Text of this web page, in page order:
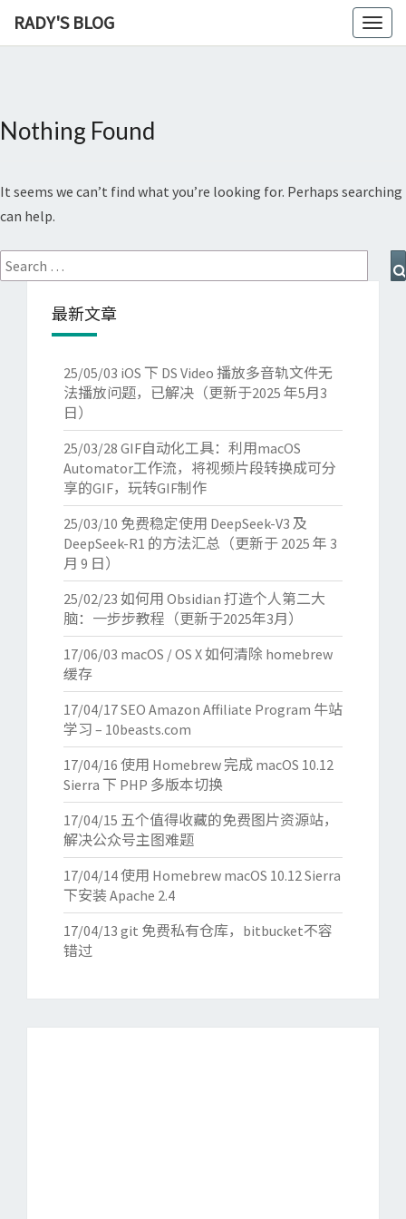
RADY'S BLOG
Nothing
Nothing Found
It seems we can’t find what you’re looking for. Perhaps searching
can help.
Search
for:
最新文章
25/05/03 iOS 下 DS Video 播放多音轨文件无
法播放问题，已解决（更新于2025 年5月3
日）
25/03/28 GIF自动化工具：利用macOS
Automator工作流，将视频片段转换成可分
享的GIF，玩转GIF制作
25/03/10 免费稳定使用 DeepSeek-V3 及
DeepSeek-R1 的方法汇总（更新于 2025 年 3
月 9 日）
25/02/23 如何用 Obsidian 打造个人第二大
脑：一步步教程（更新于2025年3月）
17/06/03 macOS / OS X 如何清除 homebrew
缓存
17/04/17SEO Amazon Affiliate Program 牛站
学习 – 10beasts.com
17/04/16 使用 Homebrew 完成 macOS 10.12
Sierra 下 PHP 多版本切换
17/04/15 五个值得收藏的免费图片资源站，
解决公众号主图难题
17/04/14使用 Homebrew macOS 10.12 Sierra
下安装 Apache 2.4
17/04/13 git 免费私有仓库，bitbucket不容
错过